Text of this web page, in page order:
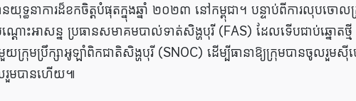
នយុទ្ធនាការដ៏ខកចិត្តបំផុតក្នុងឆ្នាំ ២០២៣ នៅកម្ពុជា។ បន្ទាប់ពីការលុបចោ
ដោះអាសន្ន ប្រធានសមាគមបាល់ទាត់សិង្ហបុរី (FAS) ដែលទើបជាប់ឆ្នោត
មួយក្រុមប្រឹក្សាអូឡាំពិកជាតិសិង្ហបុរី (SNOC) ដើម្បីធានាឱ្យក្រុមបានចូលរួមស៊ី
រួមបានហើយ៕